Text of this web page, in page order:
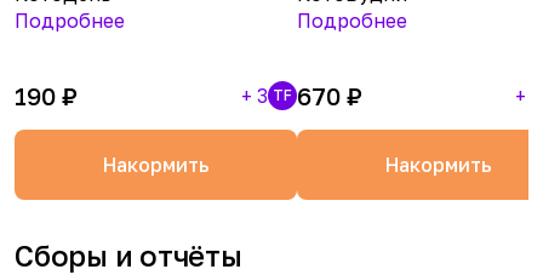
Подробнее
190 ₽ + 3 TF
Накормить
Подробнее
670 ₽ +
Накормить
Сборы и отчёты